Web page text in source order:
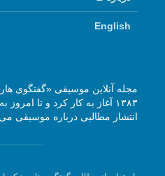
English
۱۳۸۳ آغاز به کار کرد و تا
انتشار مطالبی درباره موسیقی